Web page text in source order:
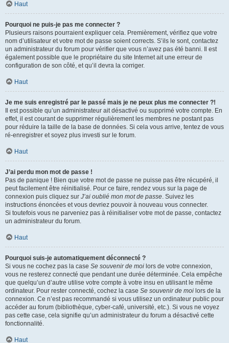
Haut
Pourquoi ne puis-je pas me connecter ?
Plusieurs raisons pourraient expliquer cela. Premièrement, vérifiez que votre
nom d’utilisateur et votre mot de passe soient corrects. S’ils le sont, contactez
un administrateur du forum pour vérifier que vous n’avez pas été banni. Il est
également possible que le propriétaire du site Internet ait une erreur de
configuration de son côté, et qu’il devra la corriger.
Haut
Je me suis enregistré par le passé mais je ne peux plus me connecter ?!
Il est possible qu’un administrateur ait désactivé ou supprimé votre compte. En
effet, il est courant de supprimer régulièrement les membres ne postant pas
pour réduire la taille de la base de données. Si cela vous arrive, tentez de vous
ré-enregistrer et soyez plus investi sur le forum.
Haut
J’ai perdu mon mot de passe !
Pas de panique ! Bien que votre mot de passe ne puisse pas être récupéré, il
peut facilement être réinitialisé. Pour ce faire, rendez vous sur la page de
connexion puis cliquez sur J’ai oublié mon mot de passe. Suivez les
instructions énoncées et vous devriez pouvoir à nouveau vous connecter.
Si toutefois vous ne parveniez pas à réinitialiser votre mot de passe, contactez
un administrateur du forum.
Haut
Pourquoi suis-je automatiquement déconnecté ?
Si vous ne cochez pas la case Se souvenir de moi lors de votre connexion,
vous ne resterez connecté que pendant une durée déterminée. Cela empêche
que quelqu’un d’autre utilise votre compte à votre insu en utilisant le même
ordinateur. Pour rester connecté, cochez la case Se souvenir de moi lors de la
connexion. Ce n’est pas recommandé si vous utilisez un ordinateur public pour
accéder au forum (bibliothèque, cyber-café, université, etc.). Si vous ne voyez
pas cette case, cela signifie qu’un administrateur du forum a désactivé cette
fonctionnalité.
Haut